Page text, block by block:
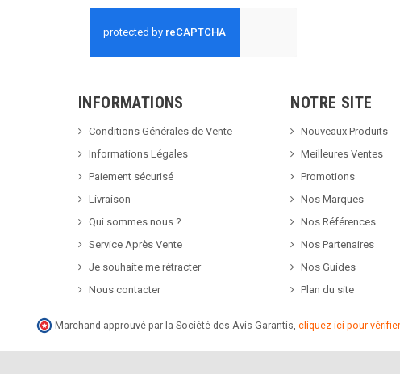
INFORMATIONS
Conditions Générales de Vente
Informations Légales
Paiement sécurisé
Livraison
Qui sommes nous ?
Service Après Vente
Je souhaite me rétracter
Nous contacter
NOTRE SITE
Nouveaux Produits
Meilleures Ventes
Promotions
Nos Marques
Nos Références
Nos Partenaires
Nos Guides
Plan du site
Marchand approuvé par la Société des Avis Garantis, cliquez ici pour vérifier